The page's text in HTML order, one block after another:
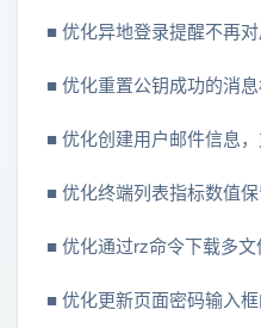
■ 优化异地登录提醒不再对
■ 优化重置公钥成功的消息
■ 优化创建用户邮件信息，
■ 优化终端列表指标数值保
■ 优化通过rz命令下载多文
■ 优化更新页面密码输入框